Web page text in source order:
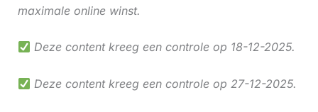
maximale online winst.
Deze content kreeg een controle op 18-12-2025.
Deze content kreeg een controle op 27-12-2025.